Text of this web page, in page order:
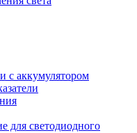
с аккумулятором
для светодиодного